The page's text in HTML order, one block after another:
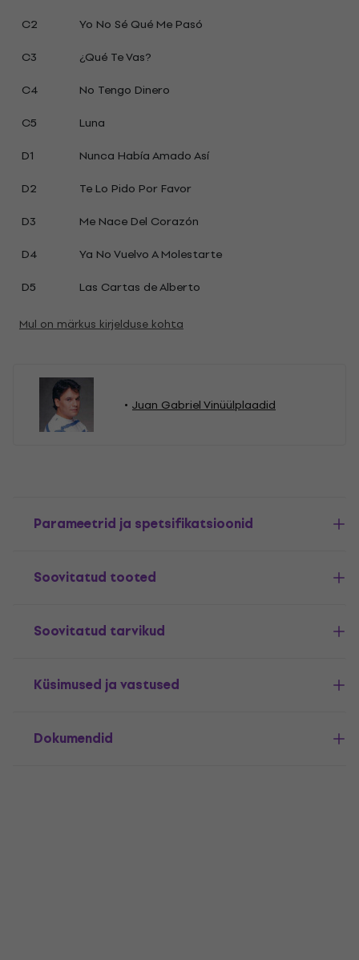
C2
Yo No Sé Qué Me Pasó
C3
¿Qué Te Vas?
C4
No Tengo Dinero
C5
Luna
D1
Nunca Había Amado Así
D2
Te Lo Pido Por Favor
D3
Me Nace Del Corazón
D4
Ya No Vuelvo A Molestarte
D5
Las Cartas de Alberto
Mul on märkus kirjelduse kohta
Juan Gabriel Vinüülplaadid
Parameetrid ja spetsifikatsioonid
Soovitatud tooted
Soovitatud tarvikud
Küsimused ja vastused
Dokumendid